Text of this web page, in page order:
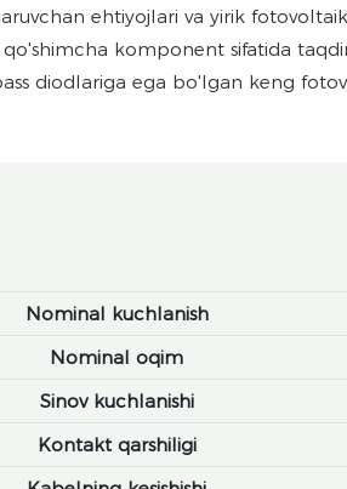
ehtiyojlari va yirik
komponent sifatida
diodlariga ega bo'lgan keng
Nominal kuchlanish
Nominal oqim
Sinov kuchlanishi
Kontakt qarshiligi